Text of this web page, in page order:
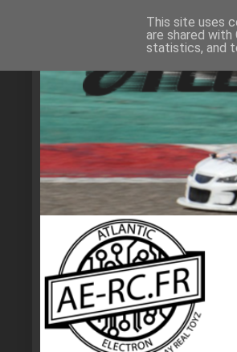
This site uses
are shared
statistics, and